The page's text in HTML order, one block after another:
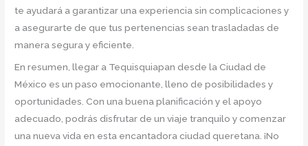
te ayudará a garantizar una experiencia sin complicaciones y
a asegurarte de que tus pertenencias sean trasladadas de
manera segura y eficiente.
En resumen, llegar a Tequisquiapan desde la Ciudad de
México es un paso emocionante, lleno de posibilidades y
oportunidades. Con una buena planificación y el apoyo
adecuado, podrás disfrutar de un viaje tranquilo y comenzar
una nueva vida en esta encantadora ciudad queretana. ¡No